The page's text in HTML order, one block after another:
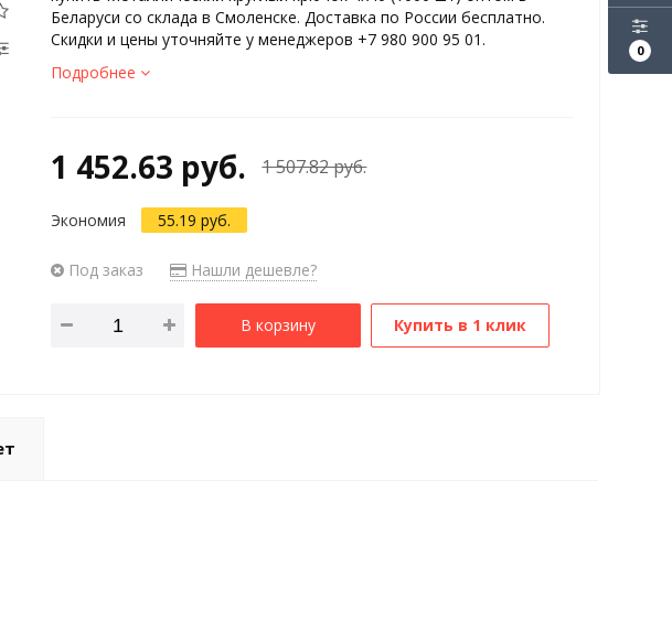
0
Беларуси со склада в Смоленске. Доставка по России бесплатно.
Скидки и цены уточняйте у менеджеров +7 980 900 95 01.
Подробнее
1 452.63 руб. 1 507.82 руб.
Экономия 55.19 руб.
Под заказ Нашли дешевле?
В корзину Купить в 1 клик